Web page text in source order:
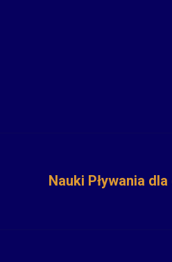
Następny
Nauki Pływania